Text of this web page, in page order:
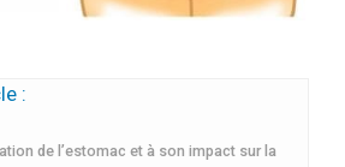
:
de l’estomac et à son impact sur la